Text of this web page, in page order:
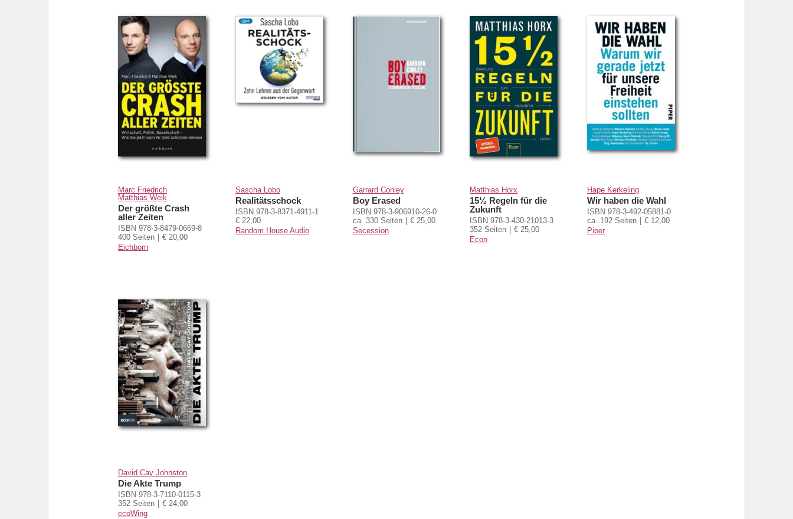
Marc Friedrich
Matthias Weik
Der größte Crash
aller Zeiten
ISBN 978-3-8479-0669-8
400 Seiten
€ 20,00
Eichborn
Sascha Lobo
Realitätsschock
ISBN 978-3-8371-4911-1
€ 22,00
Random House Audio
Garrard Conley
Boy Erased
ISBN 978-3-906910-26-0
ca. 330 Seiten
€ 25,00
Secession
Matthias Horx
15½ Regeln für die
Zukunft
ISBN 978-3-430-21013-3
352 Seiten
€ 25,00
Econ
Hape Kerkeling
Wir haben die Wahl
ISBN 978-3-492-05881-0
ca. 192 Seiten
€ 12,00
Piper
David Cay Johnston
Die Akte Trump
ISBN 978-3-7110-0115-3
352 Seiten
€ 24,00
ecoWing